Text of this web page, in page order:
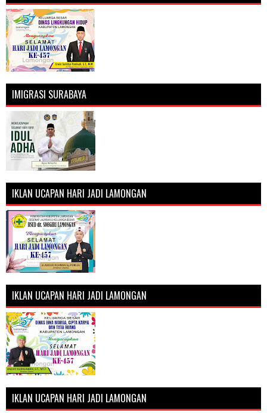
IMIGRASI SURABAYA
IKLAN UCAPAN HARI JADI LAMONGAN
IKLAN UCAPAN HARI JADI LAMONGAN
IKLAN UCAPAN HARI JADI LAMONGAN